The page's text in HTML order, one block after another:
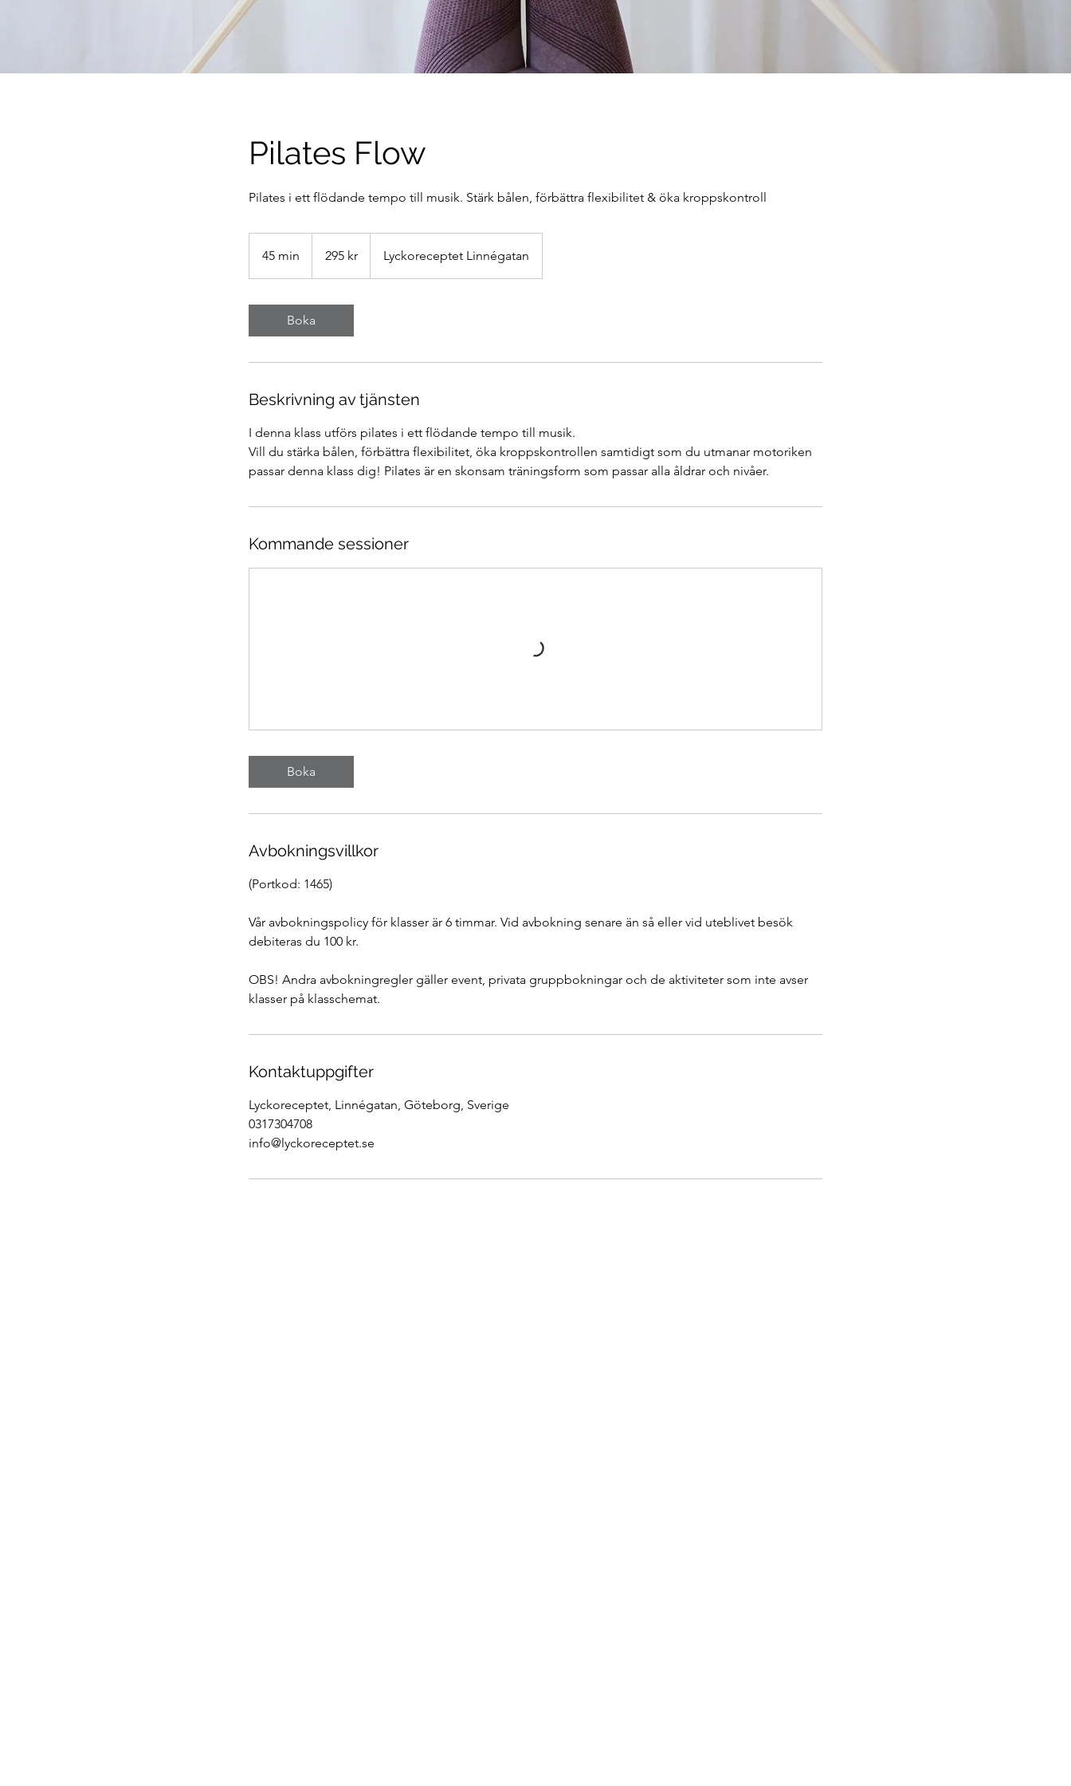
Pilates Flow
Pilates i ett flödande tempo till musik. Stärk bålen, förbättra flexibilitet & öka kroppskontroll
45 min
5
kronor295 kr Lyckoreceptet Linnégatan
Boka
Beskrivning av tjänsten
I denna klass utförs pilates i ett flödande tempo till musik.
Vill du stärka bålen, förbättra flexibilitet, öka kroppskontrollen samtidigt som du utmanar motoriken
passar denna klass dig! Pilates är en skonsam träningsform som passar alla åldrar och nivåer.
Kommande sessioner
Boka
Avbokningsvillkor
(Portkod: 1465)
Vår avbokningspolicy för klasser är 6 timmar. Vid avbokning senare än så eller vid uteblivet besök
debiteras du 100 kr.
OBS! Andra avbokningregler gäller event, privata gruppbokningar och de aktiviteter som inte avser
klasser på klasschemat.
Kontaktuppgifter
Lyckoreceptet, Linnégatan, Göteborg, Sverige
0317304708
info@lyckoreceptet.se